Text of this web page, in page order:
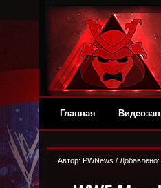
Главная
Автор: PWNews /